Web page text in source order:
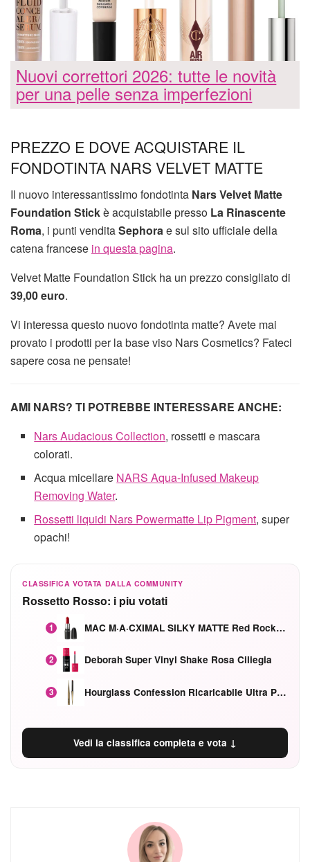
Nuovi correttori 2026: tutte le novità
per una pelle senza imperfezioni
PREZZO E DOVE ACQUISTARE IL
FONDOTINTA NARS VELVET MATTE
Il nuovo interessantissimo fondotinta Nars Velvet Matte
Foundation Stickè acquistabile presso La Rinascente
Roma, i punti venditaSephorae sul sito ufficiale della
catena francese in questa pagina.
Velvet Matte Foundation Stick ha un prezzo consigliato di
39,00 euro.
Vi interessa questo nuovo fondotinta matte? Avete mai
provato i prodotti per la base viso Nars Cosmetics? Fateci
sapere cosa ne pensate!
AMI NARS? TI POTREBBE INTERESSARE ANCHE:
Nars Audacious Collection, rossetti e mascara
colorati.
Acqua micellare NARS Aqua-Infused Makeup
Removing Water.
Rossetti liquidi Nars Powermatte Lip Pigment, super
opachi!
CLASSIFICA VOTATA DALLA COMMUNITY
Rossetto Rosso: i piu votati
1 MAC M·A·CXIMAL SILKY MATTE Red Rock mat
2 Deborah Super Vinyl Shake Rosa Ciliegia
3 Hourglass Confession Ricaricabile Ultra Preciso Ad Alta Intensità Secretly Classic Red
Vedi la classifica completa e vota ↓